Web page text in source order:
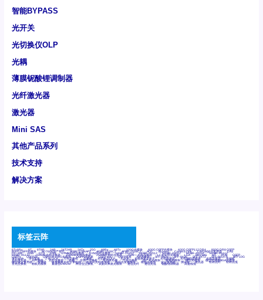
智能BYPASS
光开关
光切换仪OLP
光耦
薄膜铌酸锂调制器
光纤激光器
激光器
Mini SAS
其他产品系列
技术支持
解决方案
标签云阵
6Tx6Rx 8T 8T8R 24R 24T24R 24Tx 25G 48Rx 48Tx 100G光模块 400G OSFP光模块 400G QSFP112 DR4 800G DR8 OSFP
800G OSFP光模块 AD7606国产替代 AFBR-57B4APZ AFBR-1528CZ AFBR-2528CZ AOC Bypass Camera Link CWDM波分复用器 DAS
DC~4M DSS DTS DVS GYMB光纤连接器 GYM光纤连接器 HFBR-1531Z HFBR-2531Z HFBR-4501Z HFBR-4503Z HFBR-4511Z
HFBR-4513Z J599A6光纤连接器 J599A8光电连接器 J599MT光纤连接器 J599Ⅰ光电连接器 LC超短型光模块 LGA Mini SAS MT POB QSFP
QSFP+ QSFP28 QSFP28 100G光模块 QSFP28笼座 QSFP 40G QSFP笼座 RP连接器 SFF-8431 SFF-8436 SFF-8472 SFF-8654 4i SFP 10G
SFP MSA SFP笼座 Z-BLOCK 万兆交换机 交换机 光切换仪OLP 光开关 光模块笼子座子 光电探测器 光电编码器模块 光电连接器 光端机
光纤激光器 光纤跳线 光纤连接器 光耦 全国产交换机 军品级光耦 千兆交换机 国产化光模块 射频光模块 微型光模块 微型可插拔BGA光模块
微型波分复用器 探测器 收发模块光学引擎组件 机架式光纤收发器 模拟光发射模块 模拟光器件 波分复用器 测试版 激光器 特种光纤 特种光缆
百兆交换机 相机光模块 紧凑型DWDM 网管型交换机 表贴式单路光模块 通信光纤 通信光缆 铌酸锂调制器 高速线缆